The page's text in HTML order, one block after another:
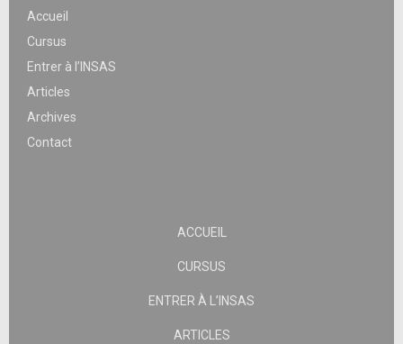
Accueil
Cursus
Entrer à l’INSAS
Articles
Archives
Contact
ACCUEIL
CURSUS
ENTRER À L’INSAS
ARTICLES